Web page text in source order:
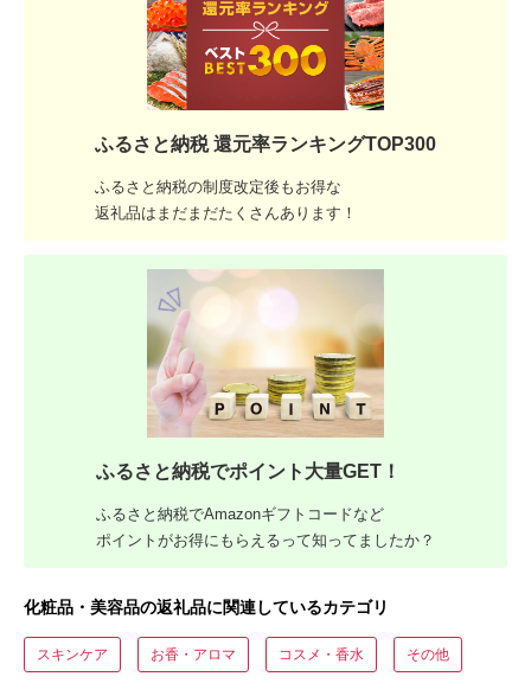
ふるさと納税 還元率ランキングTOP300
ふるさと納税の制度改定後もお得な
返礼品はまだまだたくさんあります！
ふるさと納税でポイント大量GET！
ふるさと納税でAmazonギフトコードなど
ポイントがお得にもらえるって知ってましたか？
化粧品・美容品の返礼品に関連しているカテゴリ
スキンケア お香・アロマ コスメ・香水 その他